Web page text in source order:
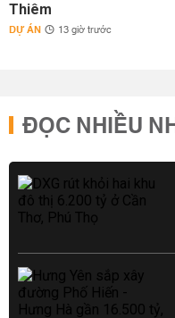
Thiêm
DỰ ÁN 13 giờ trước
ĐỌC NHIỀU